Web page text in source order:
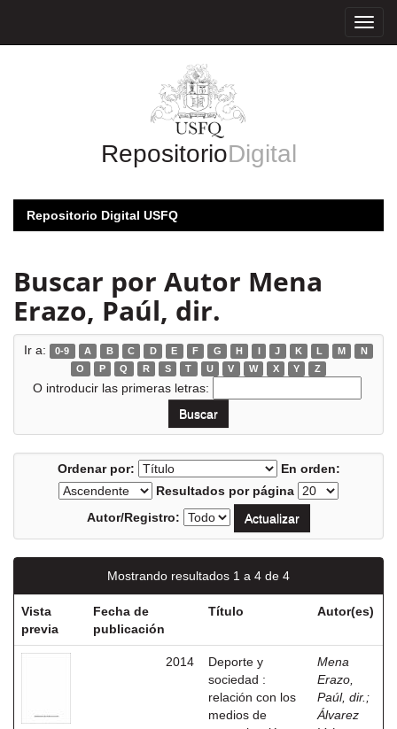
RepositorioDigital
Repositorio Digital USFQ
Buscar por Autor Mena
Erazo, Paúl, dir.
Ir a: 0-9 A B C D E F G H I J K L M
N
O
P Q R S T U V W X Y Z
O introducir las primeras letras:
Ordenar por:
En orden:
Resultados por página
Autor/Registro:
Mostrando resultados 1 a 4 de 4
Vista
previa
Fecha de
publicación
Título Autor(es)
2014
Deporte y
sociedad :
relación con los
medios de
Mena
Erazo,
Paúl, dir. ;
Álvarez